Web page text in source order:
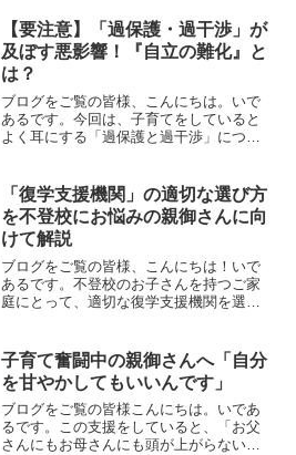
りてブログを書いていきます。それでは
本編へどうぞ！
【要注意】「過保護・過干渉」が
及ぼす悪影響！『自立の難化』と
は？
ブログをご覧の皆様、こんにちは。いで
あるです。今回は、子育てをしていると
よく耳にする「過保護と過干渉」につい
す。実際にはどのようにして、お子さん
に悪影響が及ぼされるのでしょうか？3回
に分けて、お伝えしていきます。
「復学支援機関」の適切な選び方
を不登校にお悩みの親御さんに向
けて解説
ブログをご覧の皆様、こんにちは！いで
あるです。不登校のお子さんを持つご家
庭にとって、適切な復学支援機関を選ぶ
支援機関が存在する中で、どのように選
べばよいのか迷われる方も...
子育て奮闘中の親御さんへ「自分
を甘やかしてもいいんです」
ブログをご覧の皆様こんにちは。いであ
るです。この支援をしていると、「お父
さんにもお母さんにも頭が上がらないな